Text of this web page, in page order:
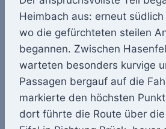
Heimbach aus: erneut
wo die gefürchteten steilen
begannen. Zwischen
warteten besonders kurvige
Passagen bergauf auf die
markierte den höchsten
dort führte die Route über